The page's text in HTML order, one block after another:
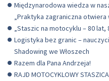
Międzynarodowa wiedza w
„Praktyka zagraniczna otwiera
„Staszic na motocyklu – 80 lat,
Logistyka bez granic –
Shadowing we Włoszech
Razem dla Pana Andrzeja!
RAJD MOTOCYKLOWY STASZICA